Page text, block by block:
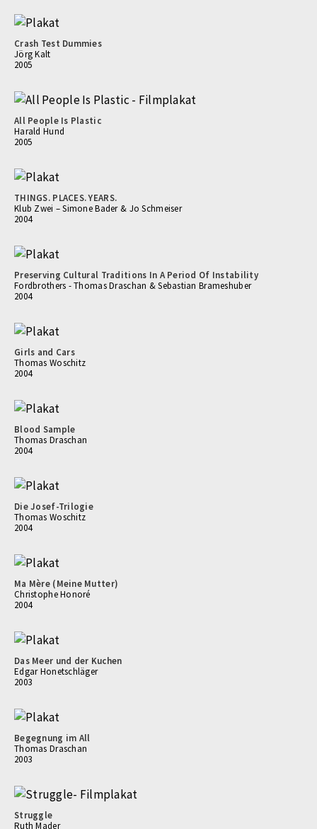
Crash Test Dummies
Jörg Kalt
2005
All People Is Plastic
Harald Hund
2005
THINGS. PLACES. YEARS.
Klub Zwei – Simone Bader & Jo Schmeiser
2004
Preserving Cultural Traditions In A Period Of Instability
Fordbrothers - Thomas Draschan & Sebastian Brameshuber
2004
Girls and Cars
Thomas Woschitz
2004
Blood Sample
Thomas Draschan
2004
Die Josef-Trilogie
Thomas Woschitz
2004
Ma Mère (Meine Mutter)
Christophe Honoré
2004
Das Meer und der Kuchen
Edgar Honetschläger
2003
Begegnung im All
Thomas Draschan
2003
Struggle
Ruth Mader